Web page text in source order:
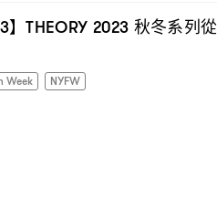
】THEORY 2023 秋冬系列從
Week NYFW